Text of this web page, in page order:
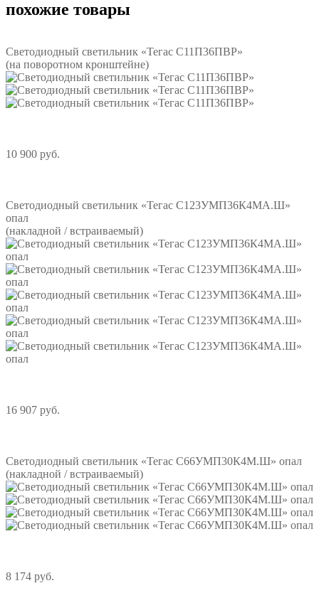
похожие товары
Светодиодный светильник «Тегас С11П36ПВР»
(на поворотном кронштейне)
10 900 руб.
Светодиодный светильник «Тегас С123УМП36К4МА.Ш»
опал
(накладной / встраиваемый)
16 907 руб.
Светодиодный светильник «Тегас С66УМП30К4М.Ш» опал
(накладной / встраиваемый)
8 174 руб.